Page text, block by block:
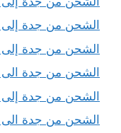
الشحن من جدة إلى
الشحن من جدة إلى
الشحن من جدة الى
الشحن من جدة إلى
الشحن من جدة